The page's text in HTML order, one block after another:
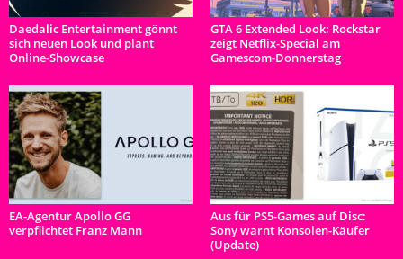
Daedalic Entertainment gönnt
sich neuen Look und plant
Online-Showcase
GTA 6 Extended Look: Rockstar
zeigt Netflix-Special am
Gamescom-Donnerstag
EA-Agentur Apollo GG
verpflichtet Franz Mann
Aus für PS5-Games auf Disc:
Sony warnt Konsolen-Käufer
(Update)